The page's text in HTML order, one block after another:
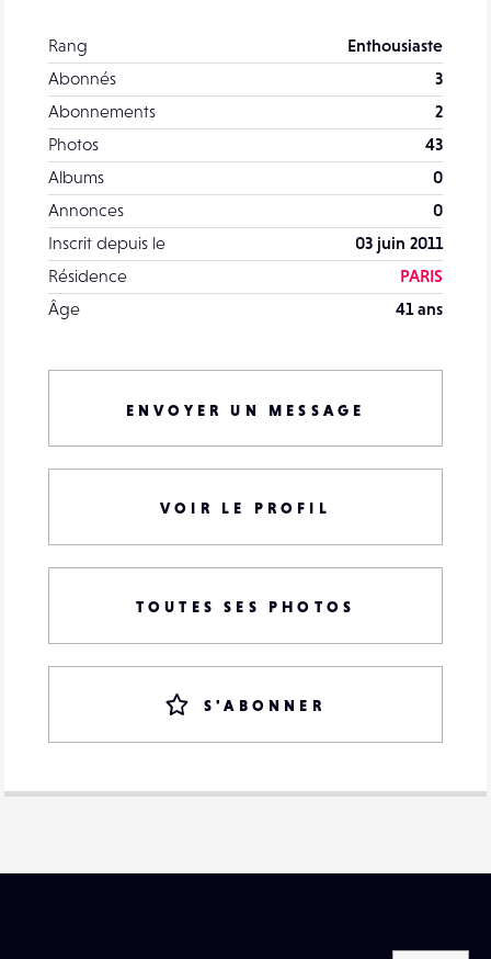
Rang
Enthousiaste
Abonnés
3
Abonnements
2
Photos
43
Albums
0
Annonces
0
Inscrit depuis le
03 juin 2011
Résidence
PARIS
Âge
41 ans
ENVOYER UN MESSAGE
VOIR LE PROFIL
TOUTES SES PHOTOS
S'ABONNER